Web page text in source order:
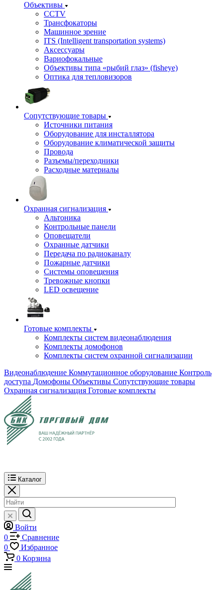
Объективы
CCTV
Трансфокаторы
Машинное зрение
ITS (Intelligent transportation systems)
Аксессуары
Вариофокальные
Объективы типа «рыбий глаз» (fisheye)
Оптика для тепловизоров
Сопутствующие товары
Источники питания
Оборудование для инсталлятора
Оборудование климатической защиты
Провода
Разъемы/переходники
Расходные материалы
Охранная сигнализация
Альтоника
Контрольные панели
Оповещатели
Охранные датчики
Передача по радиоканалу
Пожарные датчики
Системы оповещения
Тревожные кнопки
LED освещение
Готовые комплекты
Комплекты систем видеонаблюдения
Комплекты домофонов
Комплекты систем охранной сигнализации
Видеонаблюдение Коммутационное оборудование Контроль
доступа Домофоны Объективы Сопутствующие товары
Охранная сигнализация Готовые комплекты
Каталог
Войти
0
Сравнение
0
Избранное
0 Корзина